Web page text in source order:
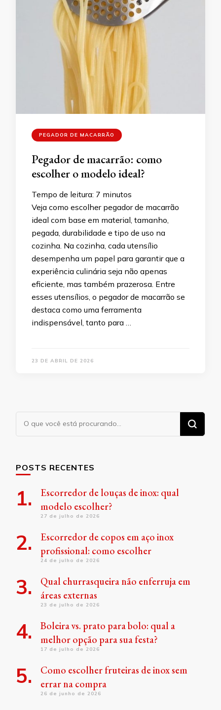
PEGADOR DE MACARRÃO
Pegador de macarrão: como
escolher o modelo ideal?
Tempo de leitura: 7 minutos
Veja como escolher pegador de macarrão
ideal com base em material, tamanho,
pegada, durabilidade e tipo de uso na
cozinha. Na cozinha, cada utensílio
desempenha um papel para garantir que a
experiência culinária seja não apenas
eficiente, mas também prazerosa. Entre
esses utensílios, o pegador de macarrão se
destaca como uma ferramenta
indispensável, tanto para …
23 DE ABRIL DE 2026
Procurando
algo?
POSTS RECENTES
Escorredor de louças de inox: qual
modelo escolher?
27 de julho de 2026
Escorredor de copos em aço inox
profissional: como escolher
24 de julho de 2026
Qual churrasqueira não enferruja em
áreas externas
23 de julho de 2026
Boleira vs. prato para bolo: qual a
melhor opção para sua festa?
17 de julho de 2026
Como escolher fruteiras de inox sem
errar na compra
26 de junho de 2026